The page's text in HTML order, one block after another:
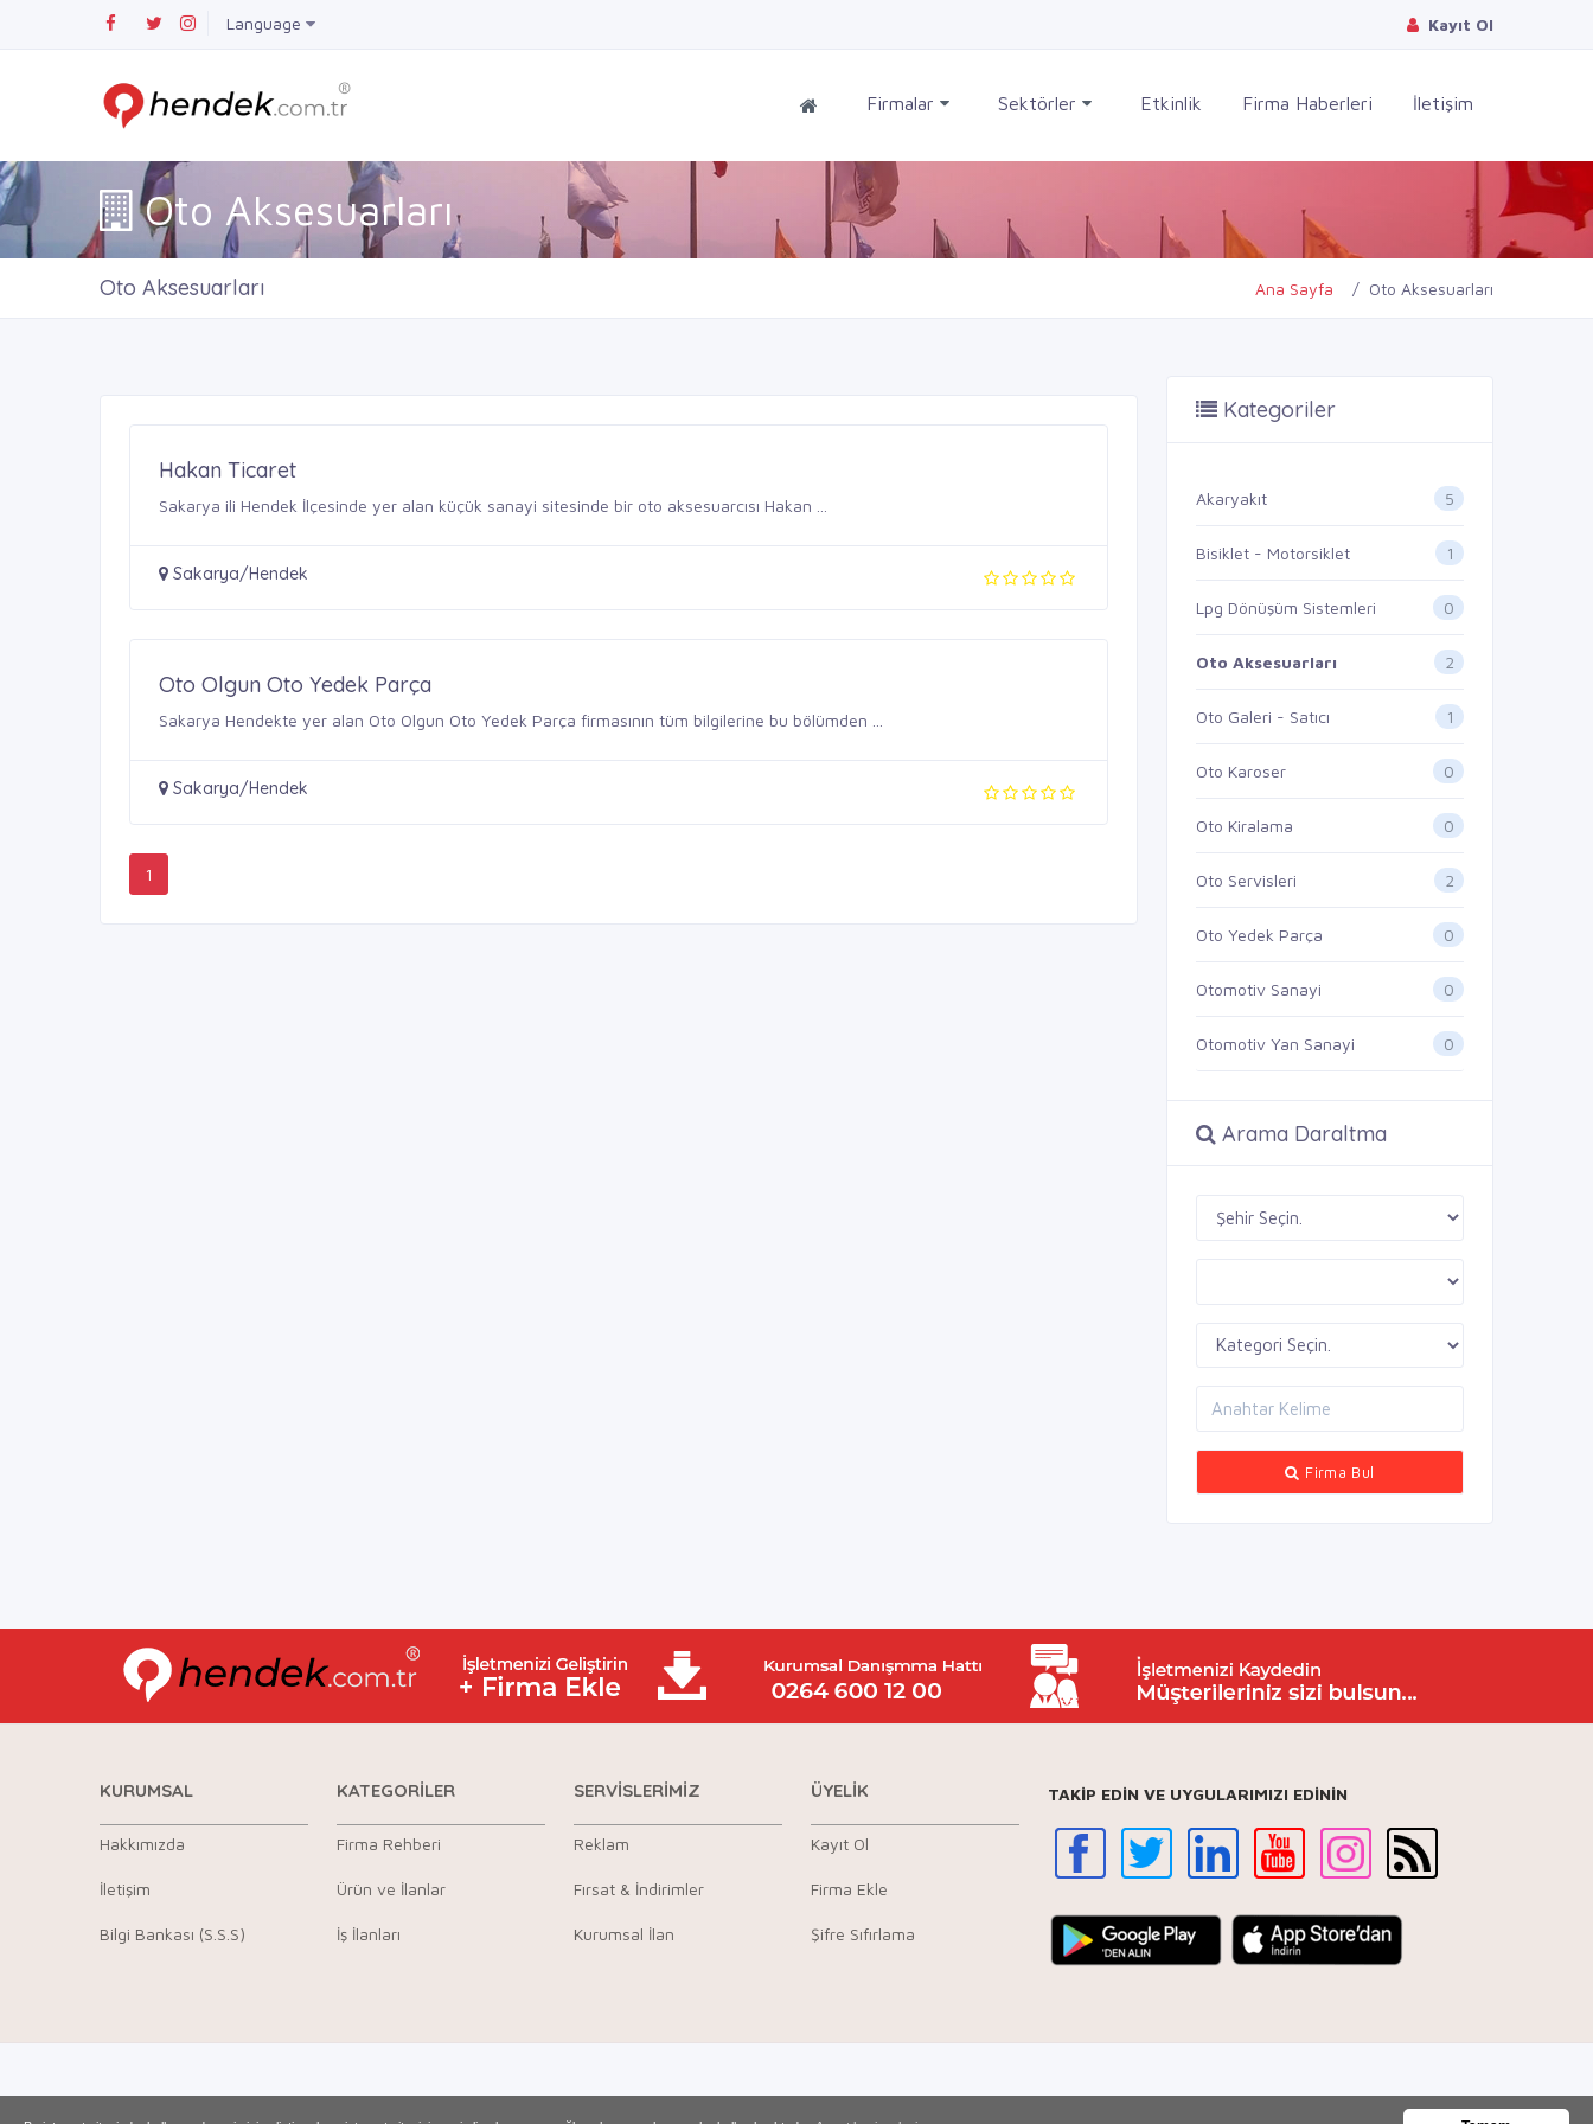
Language Kayıt Ol
Firmalar Sektörler Etkinlik Firma Haberleri İletişim
Oto Aksesuarları
Oto Aksesuarları Ana Sayfa Oto Aksesuarları
Hakan Ticaret
Sakarya ili Hendek İlçesinde yer alan küçük sanayi sitesinde bir oto aksesuarcısı Hakan ...
Sakarya/Hendek
Oto Olgun Oto Yedek Parça
Sakarya Hendekte yer alan Oto Olgun Oto Yedek Parça firmasının tüm bilgilerine bu bölümden ...
Sakarya/Hendek
1
Kategoriler
Akaryakıt 5
Bisiklet - Motorsiklet 1
Lpg Dönüşüm Sistemleri 0
Oto Aksesuarları 2
Oto Galeri - Satıcı 1
Oto Karoser 0
Oto Kiralama 0
Oto Servisleri 2
Oto Yedek Parça 0
Otomotiv Sanayi 0
Otomotiv Yan Sanayi 0
Arama Daraltma
Firma Bul
KURUMSAL
Hakkımızda
İletişim
Bilgi Bankası (S.S.S)
KATEGORİLER
Firma Rehberi
Ürün ve İlanlar
İş İlanları
SERVİSLERİMİZ
Reklam
Fırsat & İndirimler
Kurumsal İlan
ÜYELİK
Kayıt Ol
Firma Ekle
Şifre Sıfırlama
TAKİP EDİN VE UYGULARIMIZI EDİNİN